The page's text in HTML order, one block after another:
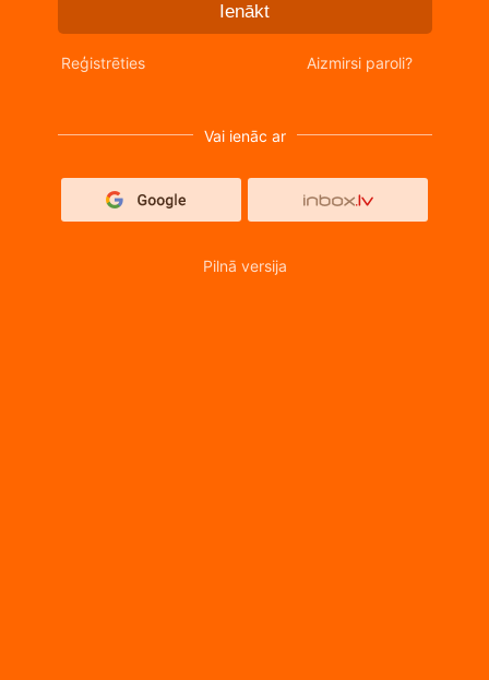
Ienākt
Reģistrēties Aizmirsi paroli?
Vai ienāc ar
Pilnā versija